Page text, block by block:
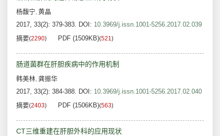
杨馥宁, 黄晶
2017, 33(2): 379-383. DOI: 10.3969/j.issn.1001-5256.2017.02.039
摘要(2290) PDF (1509KB)(521)
肠道菌群在肝胆疾病中的作用机制
韩美林, 龚振华
2017, 33(2): 384-388. DOI: 10.3969/j.issn.1001-5256.2017.02.040
摘要(2403) PDF (1506KB)(563)
CT三维重建在肝胆外科的应用现状